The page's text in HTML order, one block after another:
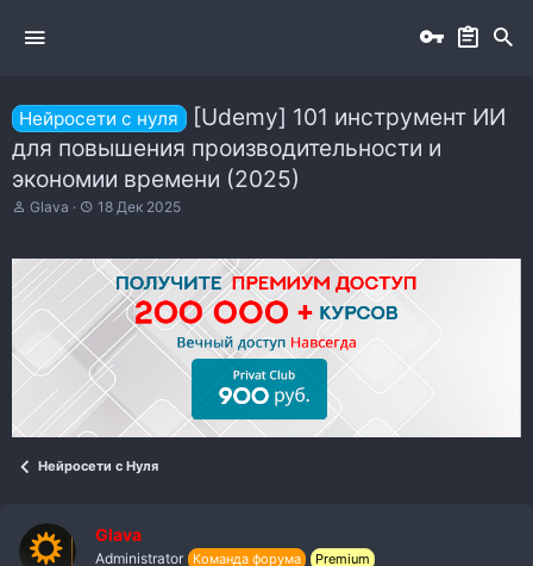
Нейросети с нуля
[Udemy] 101 инструмент ИИ
для повышения производительности и
экономии времени (2025)
А
о
р
т
е
Glava
Д
а
ч
л
а
18 Дек 2025
Нейросети с Нуля
Glava
Administrator Команда форума Premium